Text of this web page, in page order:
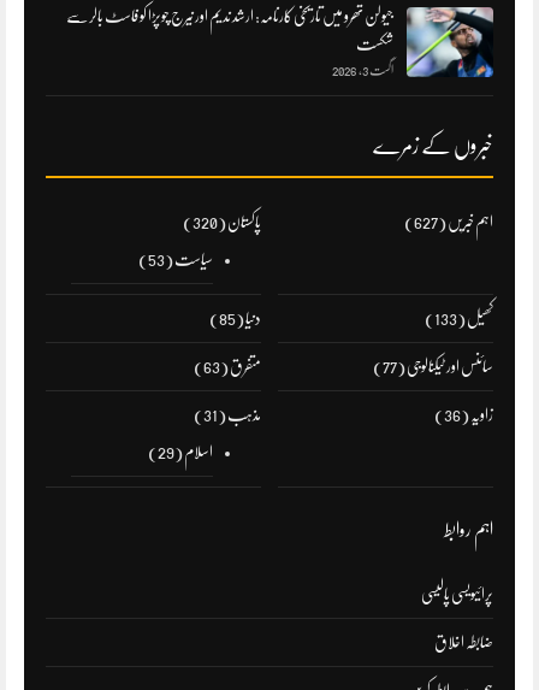
جیولن تھرو میں تاریخی کارنامہ: ارشد ندیم اور نیرج چوپڑا کو فاسٹ بالر سے
شکست
اگست 3, 2026
خبروں کے زمرے
اہم خبریں(627) پاکستان(320)
سیاست(53)
کھیل(133) دنیا(85)
سائنس اور ٹیکنالوجی(77) متفرق(63)
زاویہ (36) مذہب(31)
اسلام(29)
اہم روابط
پرائیویسی پالیسی
ضابطہ اخلاق